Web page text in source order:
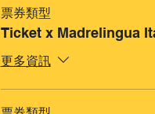
票券類型
Ticket x Madrelingua
更多資訊